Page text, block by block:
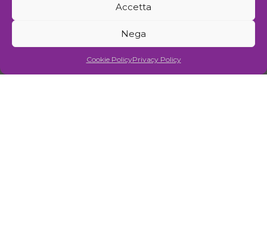
Accetta
Nega
Cookie PolicyPrivacy Policy
Via Federico Zuccari 2a - 00153 Roma